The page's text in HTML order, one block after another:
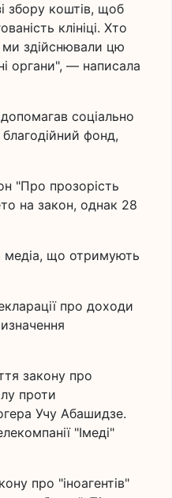
збору коштів, щоб
клініці. Хто
здійснювали цю
органи", — написала
соціально
фонд,
"Про прозорість
на закон, однак 28
медіа, що отримують
про доходи
закону про
проти
Учу Абашидзе.
"Імеді"
про "іноагентів"